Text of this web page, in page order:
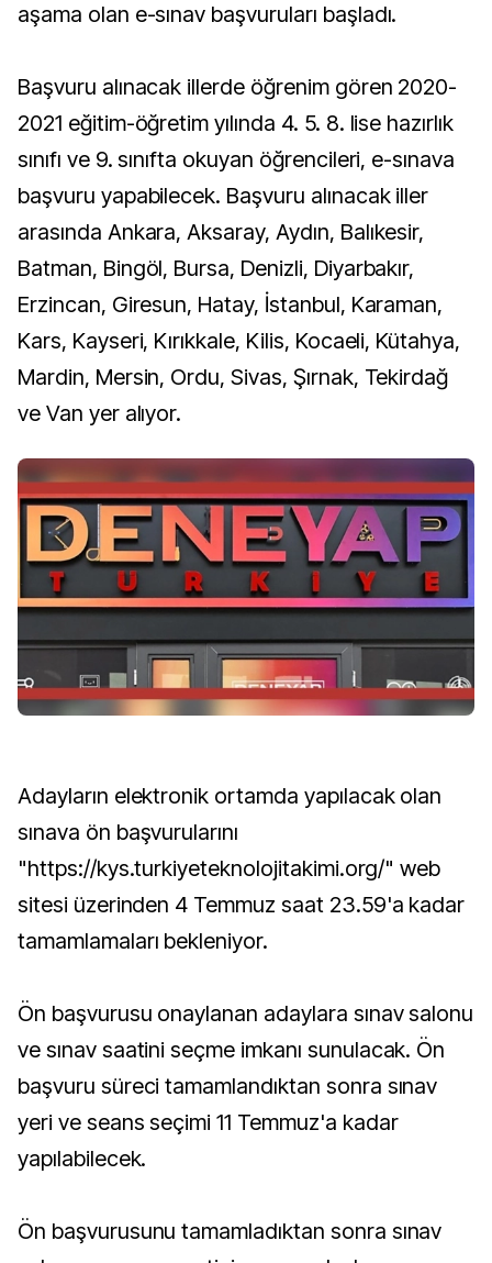
aşama olan e-sınav başvuruları başladı.
Başvuru alınacak illerde öğrenim gören 2020-
2021 eğitim-öğretim yılında 4. 5. 8. lise hazırlık
sınıfı ve 9. sınıfta okuyan öğrencileri, e-sınava
başvuru yapabilecek. Başvuru alınacak iller
arasında Ankara, Aksaray, Aydın, Balıkesir,
Batman, Bingöl, Bursa, Denizli, Diyarbakır,
Erzincan, Giresun, Hatay, İstanbul, Karaman,
Kars, Kayseri, Kırıkkale, Kilis, Kocaeli, Kütahya,
Mardin, Mersin, Ordu, Sivas, Şırnak, Tekirdağ
ve Van yer alıyor.
Adayların elektronik ortamda yapılacak olan
sınava ön başvurularını
"https://kys.turkiyeteknolojitakimi.org/" web
sitesi üzerinden 4 Temmuz saat 23.59'a kadar
tamamlamaları bekleniyor.
Ön başvurusu onaylanan adaylara sınav salonu
ve sınav saatini seçme imkanı sunulacak. Ön
başvuru süreci tamamlandıktan sonra sınav
yeri ve seans seçimi 11 Temmuz'a kadar
yapılabilecek.
Ön başvurusunu tamamladıktan sonra sınav